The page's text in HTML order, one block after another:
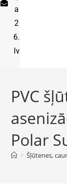
a
2
6.
lv
PVC
Polar
> Šļūtenes,